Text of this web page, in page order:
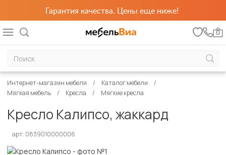
Гарантия качества. Цены еще ниже!
0
Интернет-магазин мебели
Каталог мебели
Мягкая мебель
Кресла Мягкие кресла
Кресло Калипсо, жаккард
арт. 0839010000006